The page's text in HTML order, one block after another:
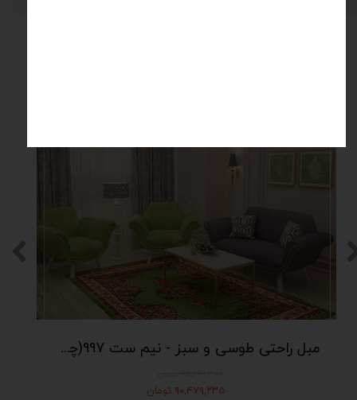
مبل راحتی طوسی و سبز - نیم ست 997(چهار نفره - شامل دو مبل تک نفره و یک مبل دو نفره)
۹۰,۴۷۹,۲۳۵ تومان